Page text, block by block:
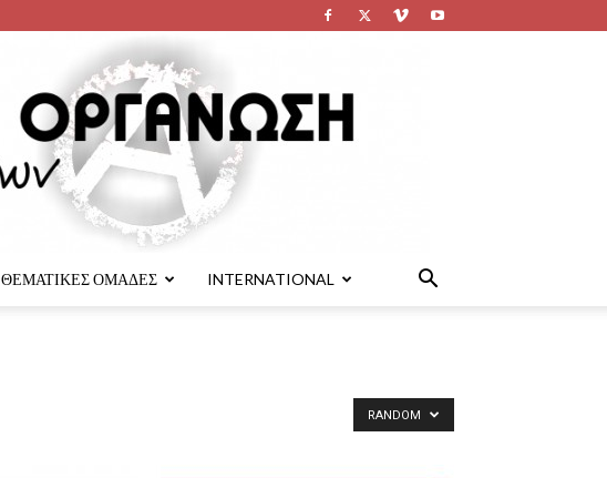
ΘΕΜΑΤΙΚΕΣ ΟΜΑΔΕΣ INTERNATIONAL
RANDOM